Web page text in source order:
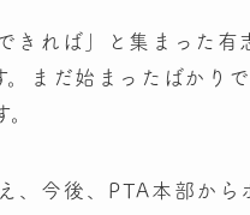
れば」と集まった有
まだ始まったばかり
、今後、PTA本部から